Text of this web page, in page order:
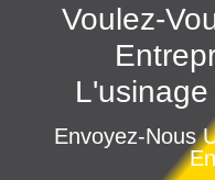
Voulez-
Envoyez-Nous